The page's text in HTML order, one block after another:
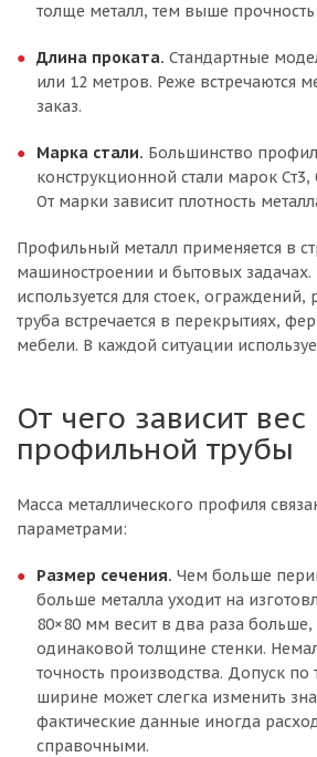
толще металл, тем выше прочность
Длина проката. Стандартные
или 12 метров. Реже встречаются
заказ.
Марка стали. Большинство
конструкционной стали марок
От марки зависит плотность
Профильный металл применяется в
машиностроении и бытовых
используется для стоек,
труба встречается в перекрытиях,
мебели. В каждой ситуации
От чего зависит вес
профильной трубы
Масса металлического профиля
параметрами:
Размер сечения. Чем больше
больше металла уходит на
80×80 мм весит в два раза
одинаковой толщине стенки.
точность производства. Допуск
ширине может слегка изменить
фактические данные иногда
справочными.